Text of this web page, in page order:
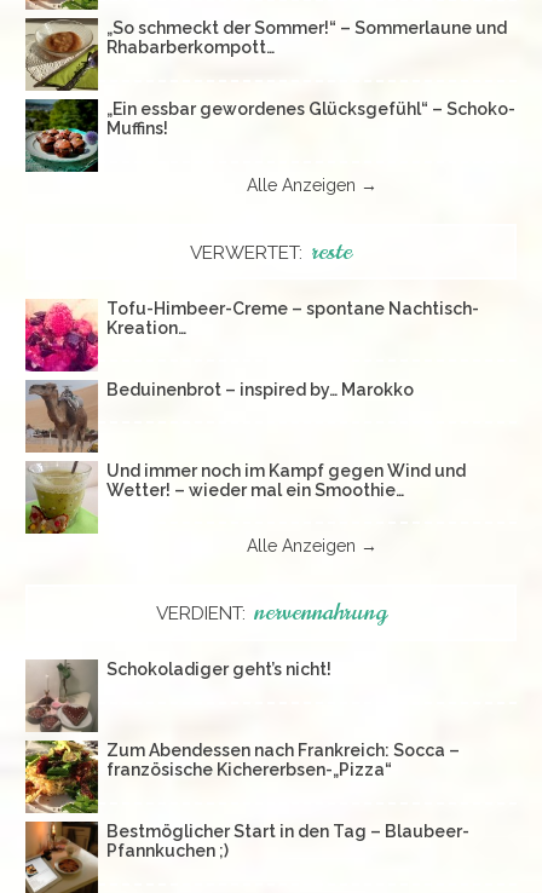
„So schmeckt der Sommer!“ – Sommerlaune und
Rhabarberkompott…
„Ein essbar gewordenes Glücksgefühl“ – Schoko-
Muffins!
Alle Anzeigen →
VERWERTET: reste
Tofu-Himbeer-Creme – spontane Nachtisch-
Kreation…
Beduinenbrot – inspired by… Marokko
Und immer noch im Kampf gegen Wind und
Wetter! – wieder mal ein Smoothie…
Alle Anzeigen →
VERDIENT: nervennahrung
Schokoladiger geht’s nicht!
Zum Abendessen nach Frankreich: Socca –
französische Kichererbsen-„Pizza“
Bestmöglicher Start in den Tag – Blaubeer-
Pfannkuchen ;)